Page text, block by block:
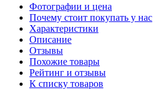
Фотографии и цена
Почему стоит покупать у нас
Характеристики
Описание
Отзывы
Похожие товары
Рейтинг и отзывы
К списку товаров